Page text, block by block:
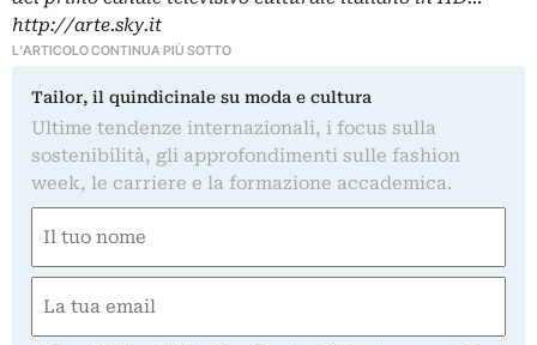
http://arte.sky.it
L'ARTICOLO CONTINUA PIÙ SOTTO
Tailor, il quindicinale su moda e cultura
Ultime tendenze internazionali, i focus sulla
sostenibilità, gli approfondimenti sulle fashion
week, le carriere e la formazione accademica.
(Required)
(Required)